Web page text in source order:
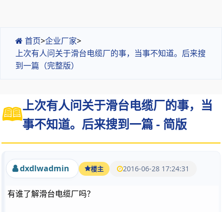
首页>企业厂家>
上次有人问关于滑台电缆厂的事，当事不知道。后来搜
到一篇（完整版）
上次有人问关于滑台电缆厂的事，当
事不知道。后来搜到一篇 - 简版
dxdlwadmin 楼主 2016-06-28 17:24:31
有谁了解滑台电缆厂吗？